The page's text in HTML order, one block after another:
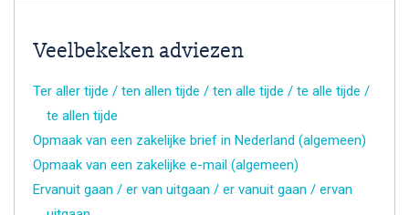
Veelbekeken adviezen
Ter aller tijde / ten allen tijde / ten alle tijde / te alle tijde /
te allen tijde
Opmaak van een zakelijke brief in Nederland (algemeen)
Opmaak van een zakelijke e-mail (algemeen)
Ervanuit gaan / er van uitgaan / er vanuit gaan / ervan